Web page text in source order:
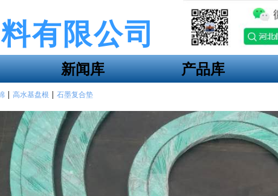
新闻库 产品库
有限公司
| 高水基盘根 | 石墨复合垫